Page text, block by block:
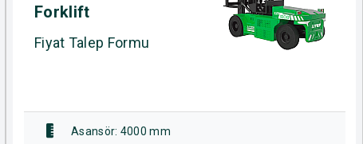
Forklift
Fiyat Talep Formu
Asansör: 4000 mm